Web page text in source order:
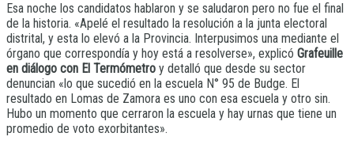
Esa noche los candidatos hablaron y se saludaron pero no fue el final
de la historia. «Apelé el resultado la resolución a la junta electoral
distrital, y esta lo elevó a la Provincia. Interpusimos una mediante el
órgano que correspondía y hoy está a resolverse», explicó Grafeuille
en diálogo con El Termómetro y detalló que desde su sector
denuncian «lo que sucedió en la escuela N° 95 de Budge. El
resultado en Lomas de Zamora es uno con esa escuela y otro sin.
Hubo un momento que cerraron la escuela y hay urnas que tiene un
promedio de voto exorbitantes».